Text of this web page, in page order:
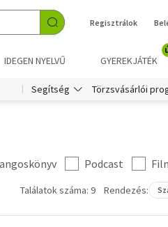
Regisztrálok
IDEGEN NYELVŰ GYEREKJÁTÉK
Segítség Törzsvásárlói
Podcast
Találatok száma: 9 Rendezés: